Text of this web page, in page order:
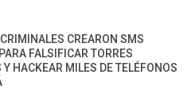
CREARON SMS
FALSIFICAR TORRES
Y HACKEAR MILES DE TELÉFONOS